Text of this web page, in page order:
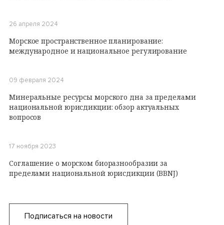
26 апреля 2024
Морское пространственное планирование:
международное и национальное регулирование
09 февраля 2024
Минеральные ресурсы морского дна за пределами
национальной юрисдикции: обзор актуальных
вопросов
17 ноября 2023
Соглашение о морском биоразнообразии за
пределами национальной юрисдикции (BBNJ)
Подписаться на новости